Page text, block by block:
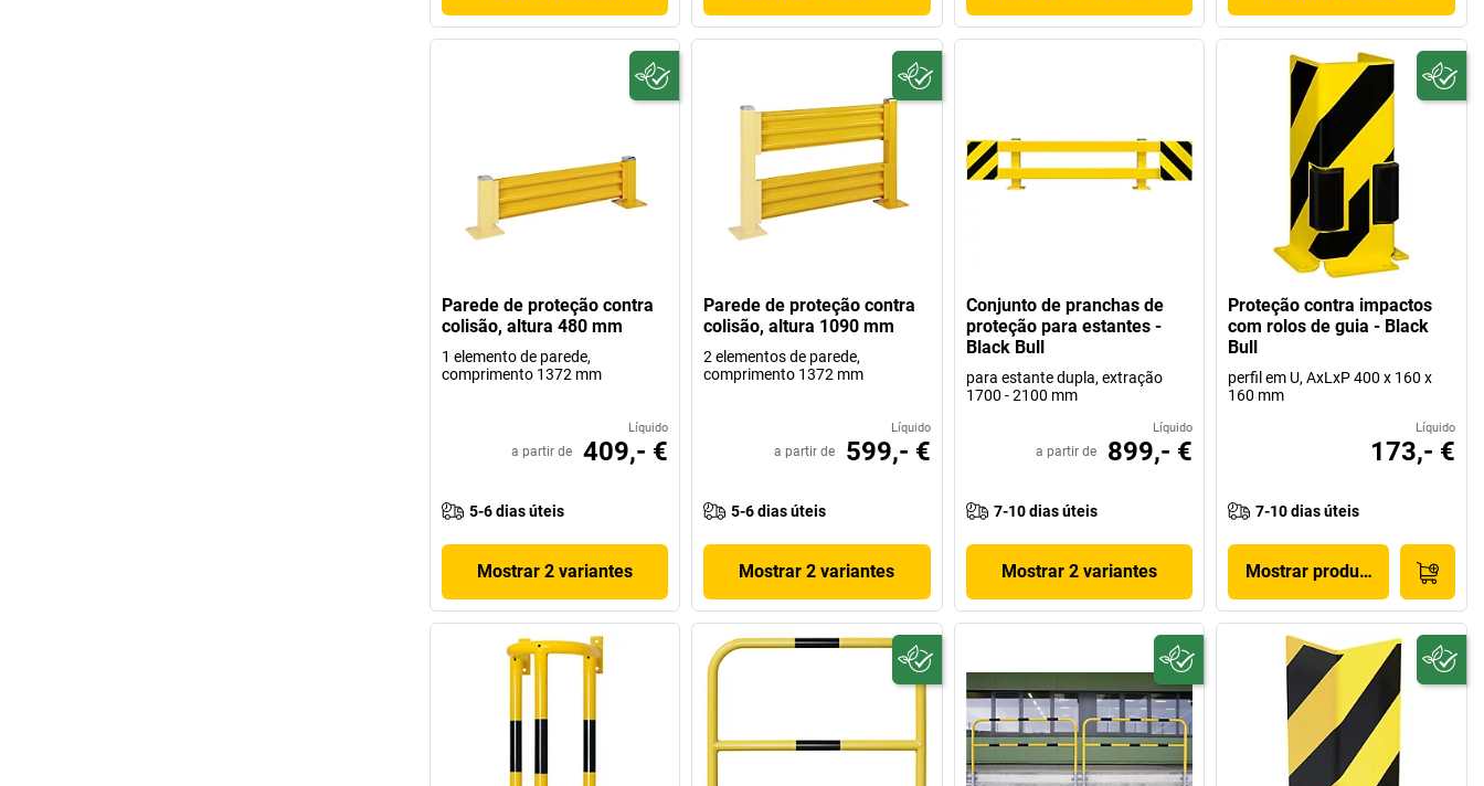
Parede de proteção contra
colisão, altura 480 mm
1 elemento de parede,
comprimento 1372 mm
Líquido
a partir de 409,- €
5-6 dias úteis
Mostrar 2 variantes
Parede de proteção contra
colisão, altura 1090 mm
2 elementos de parede,
comprimento 1372 mm
Líquido
a partir de 599,- €
5-6 dias úteis
Mostrar 2 variantes
Conjunto de pranchas de
proteção para estantes -
Black Bull
para estante dupla, extração
1700 - 2100 mm
Líquido
a partir de 899,- €
7-10 dias úteis
Mostrar 2 variantes
Proteção contra impactos
com rolos de guia - Black
Bull
perfil em U, AxLxP 400 x 160 x
160 mm
Líquido
173,- €
7-10 dias úteis
Mostrar produto